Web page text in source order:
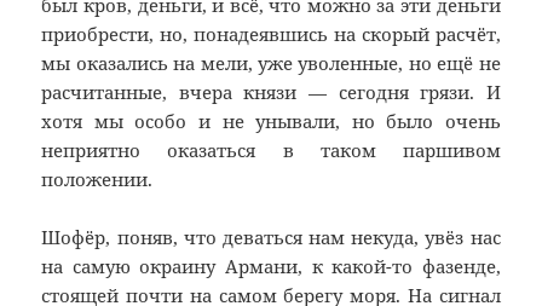
был кров, деньги, и всё, что можно за эти деньги
приобрести, но, понадеявшись на скорый расчёт,
мы оказались на мели, уже уволенные, но ещё не
расчитанные, вчера князи — сегодня грязи. И
хотя мы особо и не унывали, но было очень
неприятно оказаться в таком паршивом
положении.
Шофёр, поняв, что деваться нам некуда, увёз нас
на самую окраину Армани, к какой-то фазенде,
стоящей почти на самом берегу моря. На сигнал